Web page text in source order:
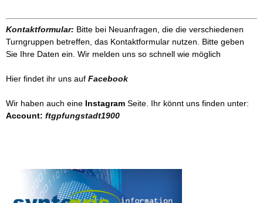
Kontaktformular: Bitte bei Neuanfragen, die die verschiedenen
Turngruppen betreffen, das Kontaktformular nutzen. Bitte geben
Sie Ihre Daten ein. Wir melden uns so schnell wie möglich
Hier findet ihr uns auf Facebook
Wir haben auch eine Instagram Seite. Ihr könnt uns finden unter:
Account: ftgpfungstadt1900